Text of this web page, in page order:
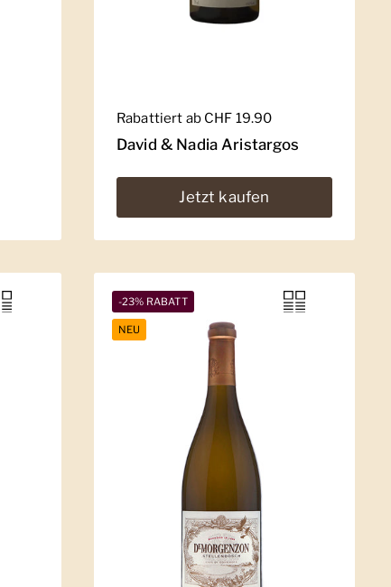
Regulärer Preis
Rabattiert ab CHF 19.90
David & Nadia Aristargos
Jetzt kaufen
-23% RABATT
NEU